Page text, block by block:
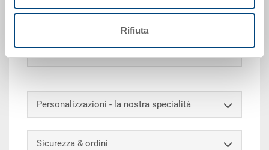
Rifiuta
pattini longitudinali, impilabile
Personalizzazioni - la nostra specialità
Sicurezza & ordini